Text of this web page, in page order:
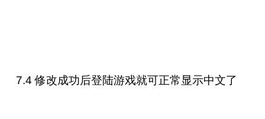
7.4 修改成功后登陆游戏就可正常显示中文了